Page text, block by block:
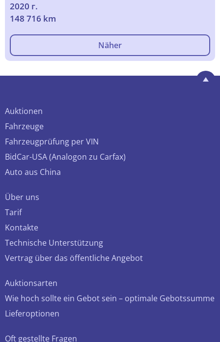
2020 г.
148 716 km
Näher
Auktionen
Fahrzeuge
Fahrzeugprüfung per VIN
BidCar-USA (Analogon zu Carfax)
Auto aus China
Über uns
Tarif
Kontakte
Technische Unterstützung
Vertrag über das öffentliche Angebot
Auktionsarten
Wie hoch sollte ein Gebot sein – optimale Gebotssumme
Lieferoptionen
Oft gestellte Fragen